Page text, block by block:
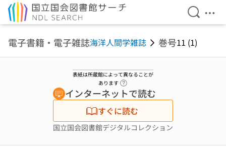
検索を
メ
電子書籍・電子雑誌海洋人間学雑誌 巻号11 (1)
表紙は所蔵館によって異なることが
あります
インターネットで読む
すぐに読む
国立国会図書館デジタルコレクション